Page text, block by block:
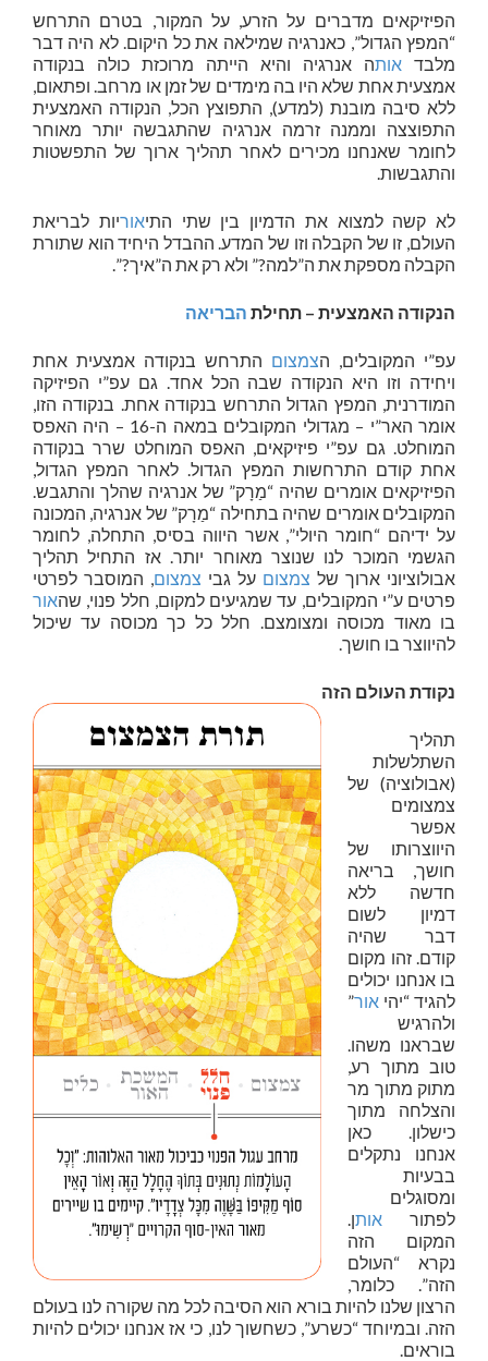
הפיזיקאים מדברים על הזרע, על המקור, בטרם התרחש
“המפץ הגדול”, כאנרגיה שמילאה את כל היקום. לא היה דבר
מלבד אותה אנרגיה והיא הייתה מרוכזת כולה בנקודה
אמצעית אחת שלא היו בה מימדים של זמן או מרחב. ופתאום,
ללא סיבה מובנת (למדע), התפוצץ הכל, הנקודה האמצעית
התפוצצה וממנה זרמה אנרגיה שהתגבשה יותר מאוחר
לחומר שאנחנו מכירים לאחר תהליך ארוך של התפשטות
והתגבשות.
לא קשה למצוא את הדמיון בין שתי התיאוריות לבריאת
העולם, זו של הקבלה וזו של המדע. ההבדל היחיד הוא שתורת
הקבלה מספקת את ה”למה?” ולא רק את ה”איך?”.
הנקודה האמצעית – תחילת הבריאה
עפ”י המקובלים, הצמצום התרחש בנקודה אמצעית אחת
ויחידה וזו היא הנקודה שבה הכל אחד. גם עפ”י הפיזיקה
המודרנית, המפץ הגדול התרחש בנקודה אחת. בנקודה הזו,
אומר האר”י – מגדולי המקובלים במאה ה-16 – היה האפס
המוחלט. גם עפ”י פיזיקאים, האפס המוחלט שרר בנקודה
אחת קודם התרחשות המפץ הגדול. לאחר המפץ הגדול,
הפיזיקאים אומרים שהיה “מַרָק” של אנרגיה שהלך והתגבש.
המקובלים אומרים שהיה בתחילה “מַרָק” של אנרגיה, המכונה
על ידיהם “חומר היולי”, אשר היווה בסיס, התחלה, לחומר
הגשמי המוכר לנו שנוצר מאוחר יותר. אז התחיל תהליך
אבולוציוני ארוך של צמצום על גבי צמצום , המוסבר לפרטי
פרטים ע”י המקובלים, עד שמגיעים למקום, חלל פנוי, שהאור
בו מאוד מכוסה ומצומצם. חלל כל כך מכוסה עד שיכול
להיווצר בו חושך.
נקודת העולם הזה
תהליך
השתלשלות
(אבולוציה) של
צמצומים
אפשר
היווצרותו של
חושך, בריאה
חדשה ללא
דמיון לשום
דבר שהיה
קודם. זהו מקום
בו אנחנו יכולים
להגיד “יהי אור”
ולהרגיש
שבראנו משהו.
טוב מתוך רע,
מתוק מתוך מר
והצלחה מתוך
כישלון. כאן
אנחנו נתקלים
בבעיות
ומסוגלים
לפתור אותן.
המקום הזה
נקרא “העולם
הזה”. כלומר,
הרצון שלנו להיות בורא הוא הסיבה לכל מה שקורה לנו בעולם
הזה. ובמיוחד “כשרע”, כשחשוך לנו, כי אז אנחנו יכולים להיות
בוראים.